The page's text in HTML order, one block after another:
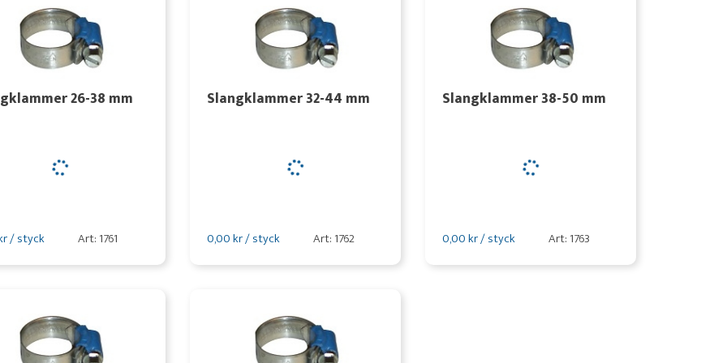
26-38 mm
/ styck Art: 1761
Slangklammer 32-44 mm
0,00 kr / styck Art: 1762
Slangklammer 38-50 mm
0,00 kr / styck Art: 1763